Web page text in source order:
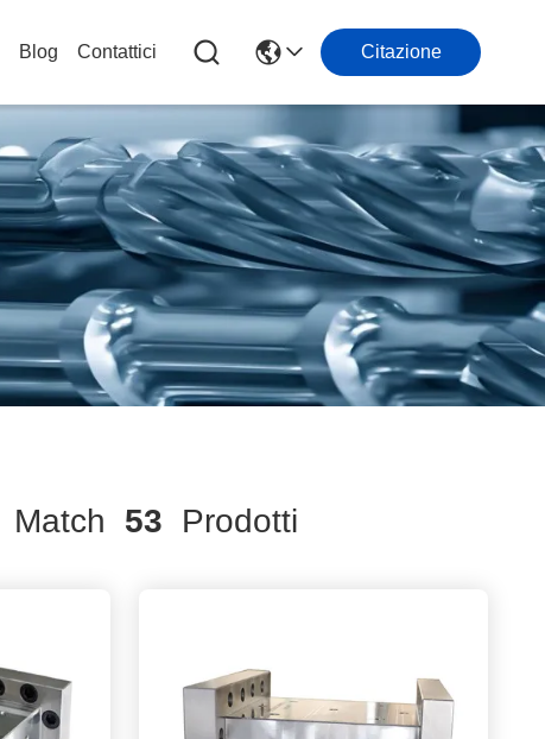
Blog Contattici Citazione
Match 53 Prodotti